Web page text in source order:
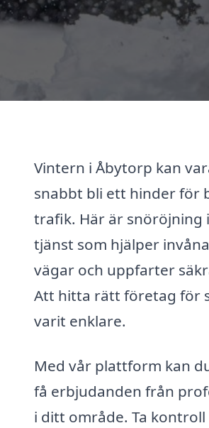
Vintern i Åbytorp kan
snabbt bli ett hinder för
trafik. Här är snöröjning
tjänst som hjälper
vägar och uppfarter
Att hitta rätt företag för
varit enklare.
Med vår plattform kan
få erbjudanden från
i ditt område. Ta